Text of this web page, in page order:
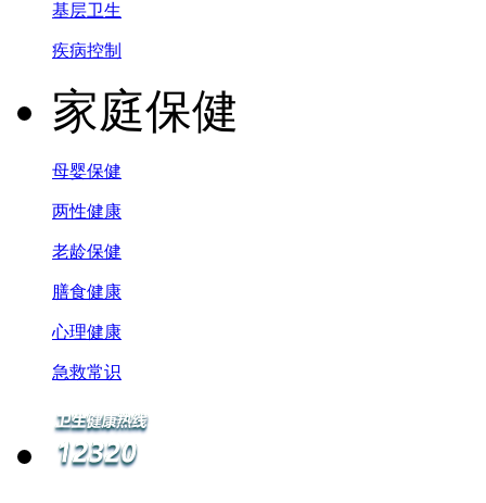
基层卫生
疾病控制
家庭保健
母婴保健
两性健康
老龄保健
膳食健康
心理健康
急救常识